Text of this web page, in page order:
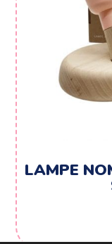
LAMPE